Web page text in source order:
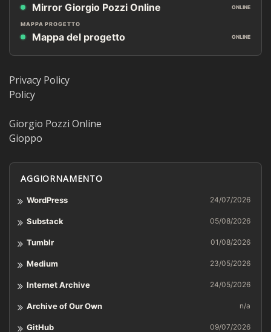
Mirror Giorgio Pozzi Online ONLINE
MAPPA PROGETTO
Mappa del progetto ONLINE
Privacy Policy
Policy
Giorgio Pozzi Online
Gioppo
AGGIORNAMENTO
WordPress 24/07/2026
Substack 05/08/2026
Tumblr 01/08/2026
Medium 23/05/2026
Internet Archive 24/05/2026
Archive of Our Own n/a
GitHub 09/07/2026